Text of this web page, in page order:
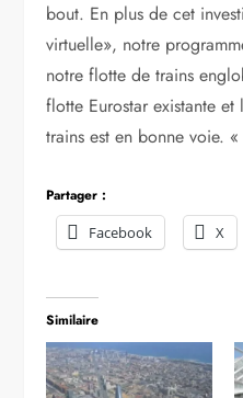
bout. En plus de cet
virtuelle», notre
notre flotte de trains
flotte Eurostar existante et
trains est en bonne voie. «
Partager :
Facebook
X
Similaire